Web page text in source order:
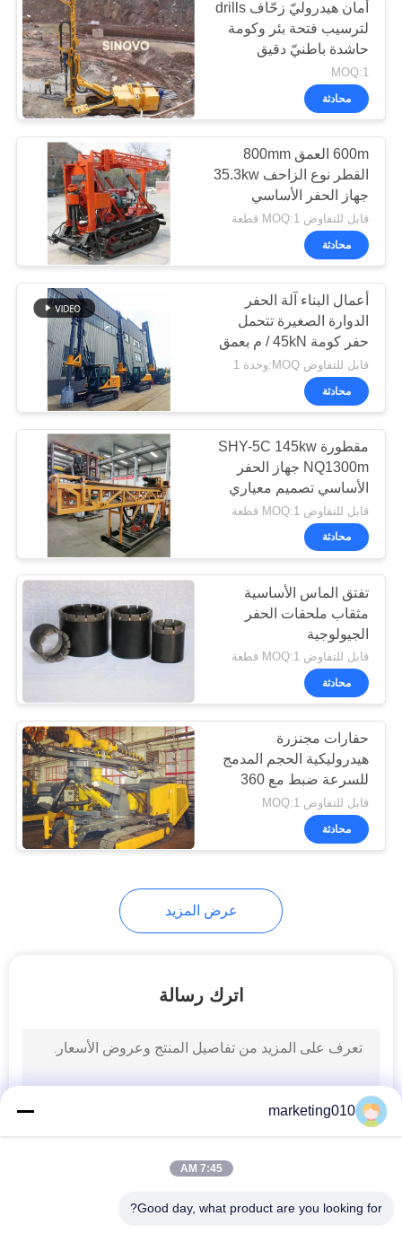
الآن
COMPANY
NEWS
خريطة
الموقع
سياسة
الخصوصية
أمان هيدروليّ زحّاف drills
لترسيب فتحة بئر وكومة
حاشدة باطنيّ دقيق
MOQ:1
محادثة
600m العمق 800mm
القطر نوع الزاحف 35.3kw
جهاز الحفر الأساسي
قابل للتفاوض MOQ:1 قطعة
محادثة
أعمال البناء آلة الحفر
الدوارة الصغيرة تتحمل
حفر كومة 45kN / م بعمق
حفر 15 م وقطر 1000 مم
قابل للتفاوض MOQ:وحدة 1
محادثة
مقطورة SHY-5C 145kw
NQ1300m جهاز الحفر
الأساسي تصميم معياري
للهضبة
قابل للتفاوض MOQ:1 قطعة
محادثة
تفتق الماس الأساسية
مثقاب ملحقات الحفر
الجيولوجية
قابل للتفاوض MOQ:1 قطعة
محادثة
حفارات مجنزرة
هيدروليكية الحجم المدمج
للسرعة ضبط مع 360
درجة في الاتجاه الأفقي
قابل للتفاوض MOQ:1
محادثة
عرض المزيد
اترك رسالة
marketing010
7:45 AM
Good day, what product are you looking for?